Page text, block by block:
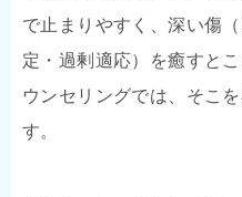
で止まりやすく、深い傷
定・過剰適応）を癒すと
ウンセリングでは、そこ
す。